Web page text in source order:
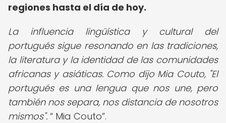
regiones hasta el día de hoy.
La influencia lingüística y cultural del
portugués sigue resonando en las tradiciones,
la literatura y la identidad de las comunidades
africanas y asiáticas. Como dijo Mia Couto, "El
portugués es una lengua que nos une, pero
también nos separa, nos distancia de nosotros
mismos".
Mia Couto .